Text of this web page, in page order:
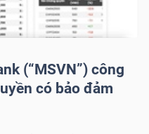
(“MSVN”) công
có bảo đảm